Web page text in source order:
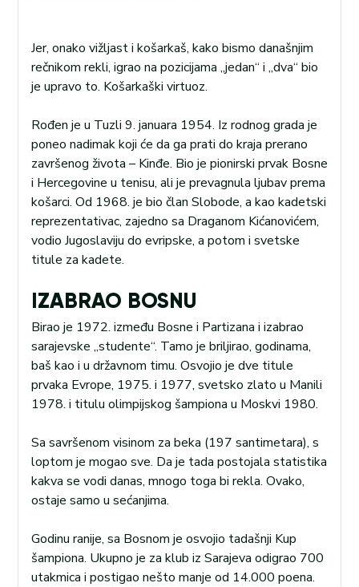
Jer, onako vižljast i košarkaš, kako bismo današnjim
rečnikom rekli, igrao na pozicijama „jedan“ i „dva“ bio
je upravo to. Košarkaški virtuoz.
Rođen je u Tuzli 9. januara 1954. Iz rodnog grada je
poneo nadimak koji će da ga prati do kraja prerano
završenog života – Kinđe. Bio je pionirski prvak Bosne
i Hercegovine u tenisu, ali je prevagnula ljubav prema
košarci. Od 1968. je bio član Slobode, a kao kadetski
reprezentativac, zajedno sa Draganom Kićanovićem,
vodio Jugoslaviju do evripske, a potom i svetske
titule za kadete.
IZABRAO BOSNU
Birao je 1972. između Bosne i Partizana i izabrao
sarajevske „studente“. Tamo je briljirao, godinama,
baš kao i u državnom timu. Osvojio je dve titule
prvaka Evrope, 1975. i 1977, svetsko zlato u Manili
1978. i titulu olimpijskog šampiona u Moskvi 1980.
Sa savršenom visinom za beka (197 santimetara), s
loptom je mogao sve. Da je tada postojala statistika
kakva se vodi danas, mnogo toga bi rekla. Ovako,
ostaje samo u sećanjima.
Godinu ranije, sa Bosnom je osvojio tadašnji Kup
šampiona. Ukupno je za klub iz Sarajeva odigrao 700
utakmica i postigao nešto manje od 14.000 poena.